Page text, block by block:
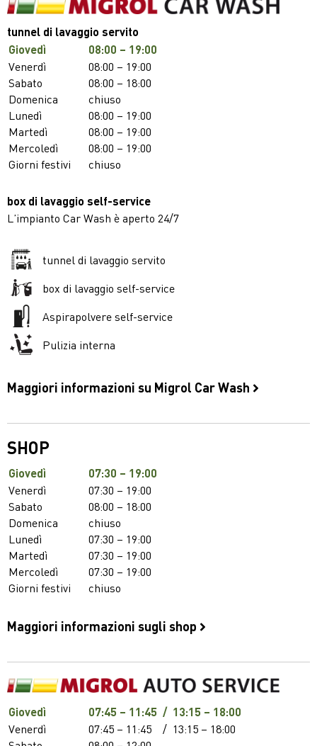
tunnel di lavaggio servito
Giovedì
08:00 – 19:00
Venerdì
08:00 – 19:00
Sabato
08:00 – 18:00
Domenica
chiuso
Lunedì
08:00 – 19:00
Martedì
08:00 – 19:00
Mercoledì
08:00 – 19:00
Giorni festivi
chiuso
box di lavaggio self-service
L’impianto Car Wash è aperto 24/7
tunnel di lavaggio servito
box di lavaggio self-service
Aspirapolvere self-service
Pulizia interna
Maggiori informazioni su Migrol Car Wash
SHOP
Giovedì 07:30 – 19:00
Venerdì
07:30 – 19:00
Sabato
08:00 – 18:00
Domenica
chiuso
Lunedì
07:30 – 19:00
Martedì
07:30 – 19:00
Mercoledì
07:30 – 19:00
Giorni festivi
chiuso
Maggiori informazioni sugli shop
Giovedì 07:45 – 11:45 / 13:15 – 18:00
Venerdì 07:45 – 11:45 / 13:15 – 18:00